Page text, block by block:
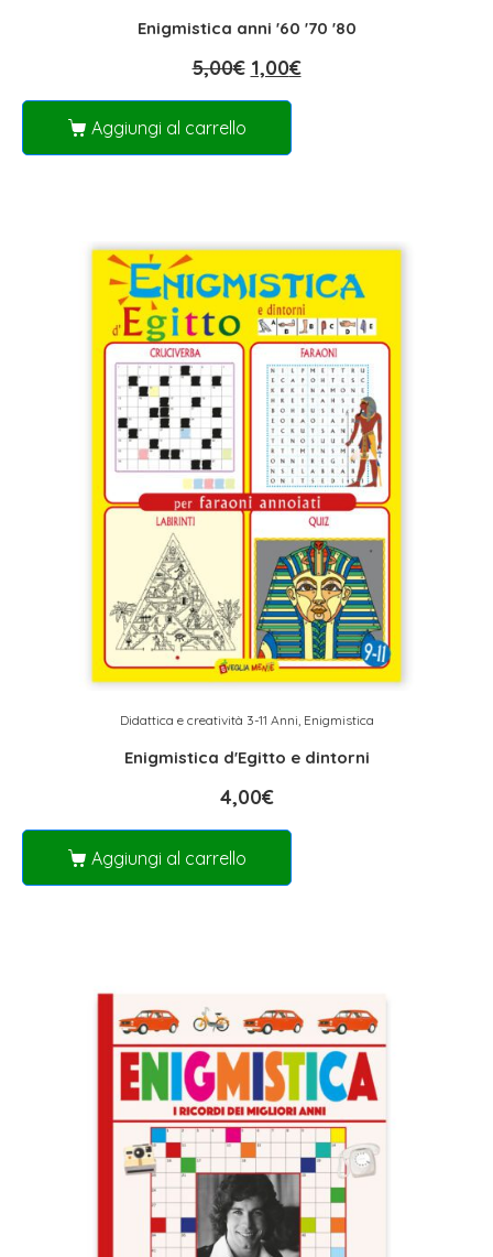
Enigmistica anni '60 '70 '80
5,00€ 1,00€
Aggiungi al carrello
Didattica e creatività 3-11 Anni, Enigmistica
Enigmistica d'Egitto e dintorni
4,00€
Aggiungi al carrello